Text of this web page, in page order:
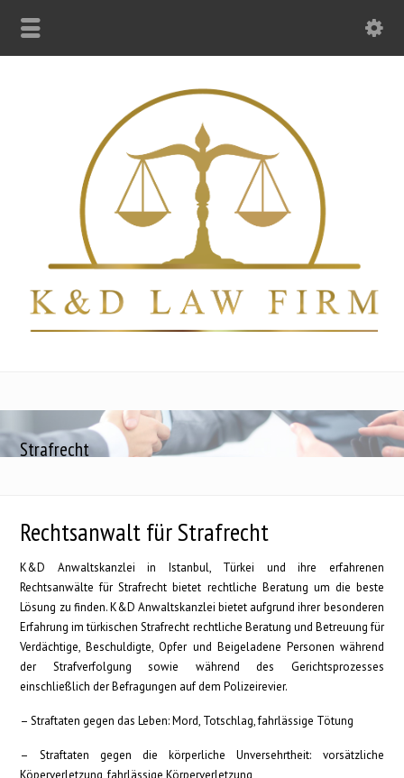
Strafrecht
Rechtsanwalt für Strafrecht
K&D Anwaltskanzlei in Istanbul, Türkei und ihre erfahrenen
Rechtsanwälte für Strafrecht bietet rechtliche Beratung um die beste
Lösung zu finden. K&D Anwaltskanzlei bietet aufgrund ihrer besonderen
Erfahrung im türkischen Strafrecht rechtliche Beratung und Betreuung für
Verdächtige, Beschuldigte, Opfer und Beigeladene Personen während
der Strafverfolgung sowie während des Gerichtsprozesses
einschließlich der Befragungen auf dem Polizeirevier.
– Straftaten gegen das Leben: Mord, Totschlag, fahrlässige Tötung
– Straftaten gegen die körperliche Unversehrtheit: vorsätzliche